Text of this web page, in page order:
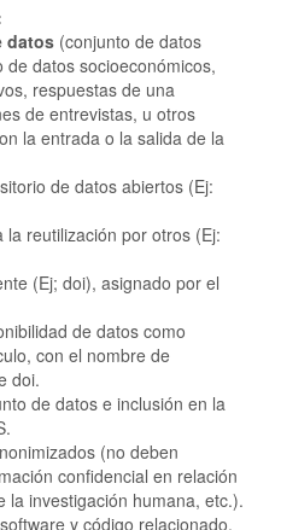
datos (conjunto de datos
datos socioeconómicos,
respuestas de una
de entrevistas, u otros
la entrada o la salida de la
de datos abiertos (Ej:
reutilización por otros (Ej:
(Ej; doi), asignado por el
de datos como
con el nombre de
doi.
de datos e inclusión en la
(no deben
confidencial en relación
la investigación humana, etc.).
y código relacionado.